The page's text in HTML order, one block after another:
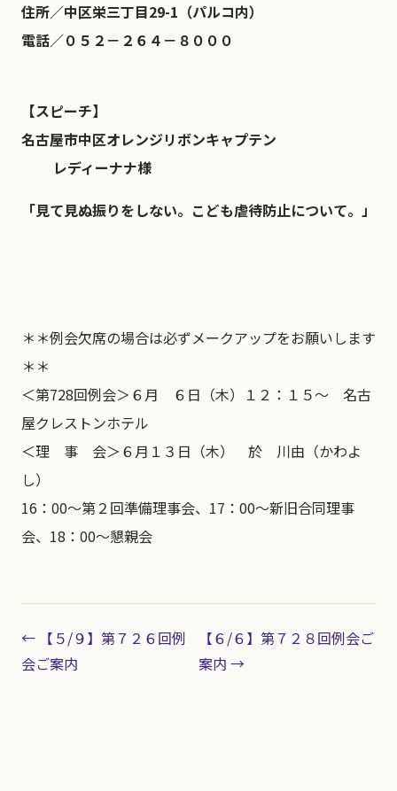
住所／中区栄三丁目29-1（パルコ内）
電話／０５２－２６４－８０００
【スピーチ】
名古屋市中区オレンジリボンキャプテン
レディーナナ様
「見て見ぬ振りをしない。こども虐待防止について。」
＊＊例会欠席の場合は必ずメークアップをお願いします
＊＊
＜第728回例会＞６月 ６日（木）１２：１５～ 名古
屋クレストンホテル
＜理 事 会＞６月１３日（木） 於 川由（かわよ
し）
16：00～第２回準備理事会、17：00～新旧合同理事
会、18：00～懇親会
← 【５/９】第７２６回例
会ご案内
【６/６】第７２８回例会ご
案内 →